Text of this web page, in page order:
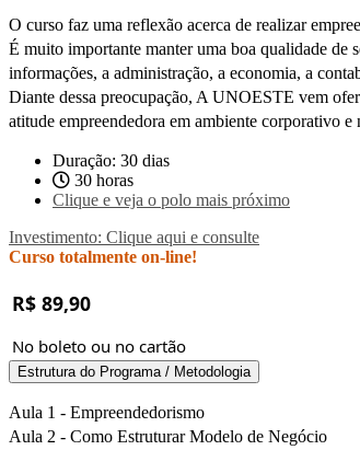
O curso faz uma reflexão acerca de realizar
É muito importante manter uma boa qualidade de
informações, a administração, a economia, a
Diante dessa preocupação, A UNOESTE vem
atitude empreendedora em ambiente corporativo
Duração: 30 dias
30 horas
Clique e veja o polo mais próximo
Investimento: Clique aqui e consulte
Curso totalmente on-line!
R$ 89,90
No boleto ou no cartão
Estrutura do Programa / Metodologia
Aula 1 - Empreendedorismo
Aula 2 - Como Estruturar Modelo de Negócio